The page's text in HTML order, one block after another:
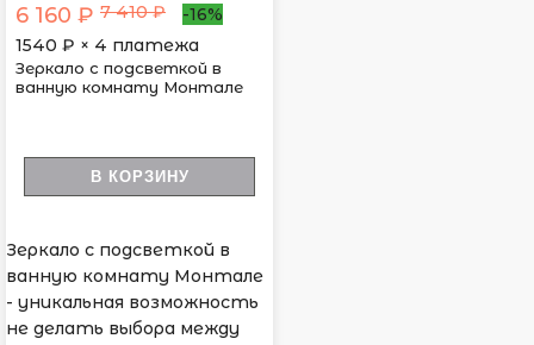
6 160 ₽ 7 410 ₽
-16%
1540 ₽ × 4 платежа
Зеркало с подсветкой в
ванную комнату Монтале
В КОРЗИНУ
Зеркало с подсветкой в
ванную комнату Монтале
- уникальная возможность
не делать выбора между